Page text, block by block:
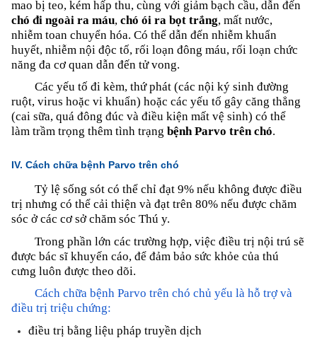
mao bị teo, kém hấp thu, cùng với giảm bạch cầu, dẫn đến
chó đi ngoài ra máu, chó ói ra bọt trắng, mất nước,
nhiễm toan chuyển hóa. Có thể dẫn đến nhiễm khuẩn
huyết, nhiễm nội độc tố, rối loạn đông máu, rối loạn chức
năng đa cơ quan dẫn đến tử vong.
Các yếu tố đi kèm, thứ phát (các nội ký sinh đường
ruột, virus hoặc vi khuẩn) hoặc các yếu tố gây căng thẳng
(cai sữa, quá đông đúc và điều kiện mất vệ sinh) có thể
làm trầm trọng thêm tình trạng bệnh Parvo trên chó.
IV. Cách chữa bệnh Parvo trên chó
Tỷ lệ sống sót có thể chỉ đạt 9% nếu không được điều
trị nhưng có thể cải thiện và đạt trên 80% nếu được chăm
sóc ở các cơ sở chăm sóc Thú y.
Trong phần lớn các trường hợp, việc điều trị nội trú sẽ
được bác sĩ khuyến cáo, để đảm bảo sức khỏe của thú
cưng luôn được theo dõi.
Cách chữa bệnh Parvo trên chó chủ yếu là hỗ trợ và
điều trị triệu chứng:
điều trị bằng liệu pháp truyền dịch